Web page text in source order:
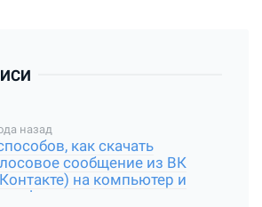
назад
как скачать
сообщение из ВК
на компьютер и